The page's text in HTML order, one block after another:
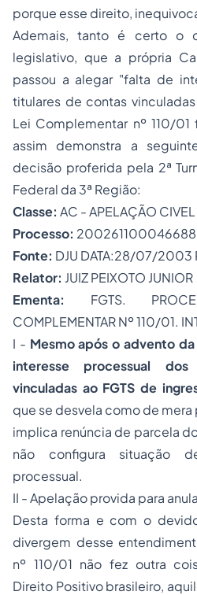
porque esse direito,
Ademais, tanto é certo o
legislativo, que a própria
passou a alegar "falta de
titulares de contas
Lei Complementar nº 110/
assim demonstra a
decisão proferida pela 2ª
Federal da 3ª Região:
Classe: AC - APELAÇÃO
Processo: 200261100046688
Fonte: DJU DATA:28/07/2003
Relator: JUIZ PEIXOTO JUNIOR
Ementa: FGTS.
COMPLEMENTAR Nº 110/01.
I - Mesmo após o advento da
interesse processual
vinculadas ao FGTS de
que se desvela como de
implica renúncia de parcela
não configura situação
processual.
II - Apelação provida para
Desta forma e com o
divergem desse
nº 110/01 não fez outra
Direito Positivo brasileiro,